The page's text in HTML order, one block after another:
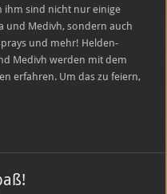
ihm sind nicht nur einige
und Medivh, sondern auch
und mehr! Helden-
Medivh werden mit dem
erfahren. Um das zu feiern,